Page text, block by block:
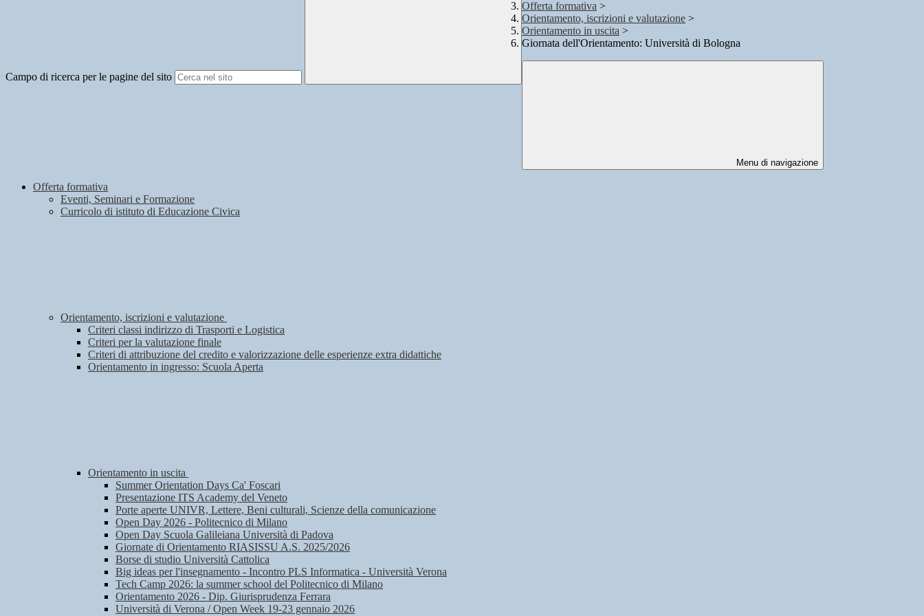
Campo di ricerca per le pagine del sito
Offerta formativa >
Orientamento, iscrizioni e valutazione >
Orientamento in uscita >
Giornata dell'Orientamento: Università di Bologna
Menu di navigazione
Offerta formativa
Eventi, Seminari e Formazione
Curricolo di istituto di Educazione Civica
Orientamento, iscrizioni e valutazione
Criteri classi indirizzo di Trasporti e Logistica
Criteri per la valutazione finale
Criteri di attribuzione del credito e valorizzazione delle esperienze extra didattiche
Orientamento in ingresso: Scuola Aperta
Orientamento in uscita
Summer Orientation Days Ca' Foscari
Presentazione ITS Academy del Veneto
Porte aperte UNIVR, Lettere, Beni culturali, Scienze della comunicazione
Open Day 2026 - Politecnico di Milano
Open Day Scuola Galileiana Università di Padova
Giornate di Orientamento RIASISSU A.S. 2025/2026
Borse di studio Università Cattolica
Big ideas per l'insegnamento - Incontro PLS Informatica - Università Verona
Tech Camp 2026: la summer school del Politecnico di Milano
Orientamento 2026 - Dip. Giurisprudenza Ferrara
Università di Verona / Open Week 19-23 gennaio 2026